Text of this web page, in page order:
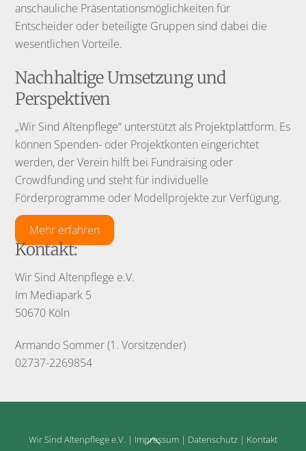
anschauliche Präsentationsmöglichkeiten für
Entscheider oder beteiligte Gruppen sind dabei die
wesentlichen Vorteile.
Nachhaltige Umsetzung und
Perspektiven
„Wir Sind Altenpflege“ unterstützt als Projektplattform. Es
können Spenden- oder Projektkonten eingerichtet
werden, der Verein hilft bei Fundraising oder
Crowdfunding und steht für individuelle
Förderprogramme oder Modellprojekte zur Verfügung.
Mehr erfahren
Kontakt:
Wir Sind Altenpflege e.V.
Im Mediapark 5
50670 Köln
Armando Sommer (1. Vorsitzender)
02737-2269854
Back
Wir Sind Altenpflege e.V. | Impressum | Datenschutz | Kontakt